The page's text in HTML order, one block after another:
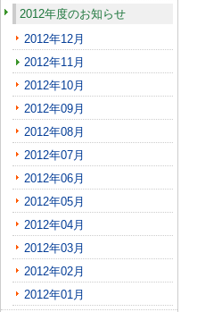
2012年度のお知らせ
2012年12月
2012年11月
2012年10月
2012年09月
2012年08月
2012年07月
2012年06月
2012年05月
2012年04月
2012年03月
2012年02月
2012年01月